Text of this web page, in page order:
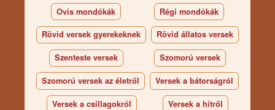
Ovis mondókák Régi mondókák
Rövid versek gyerekeknek Rövid állatos versek
Szenteste versek Szomorú versek
Szomorú versek az életről Versek a bátorságról
Versek a csillagokról Versek a hitről